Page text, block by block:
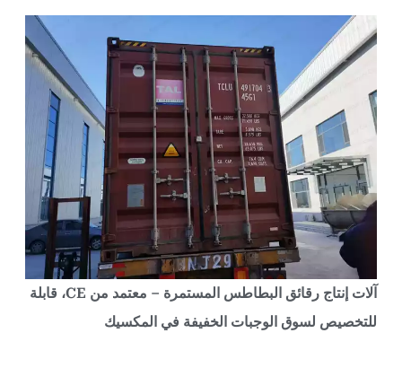
آلات إنتاج رقائق البطاطس المستمرة – معتمد من CE، قابلة
للتخصيص لسوق الوجبات الخفيفة في المكسيك